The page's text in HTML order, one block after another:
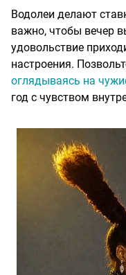
Водолеи делают
важно, чтобы вечер
удовольствие
настроения.
оглядываясь на
год с чувством